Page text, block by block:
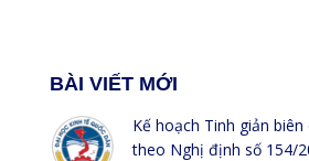
BÀI VIẾT MỚI
Kế hoạch Tinh giản
theo Nghị định số 154/